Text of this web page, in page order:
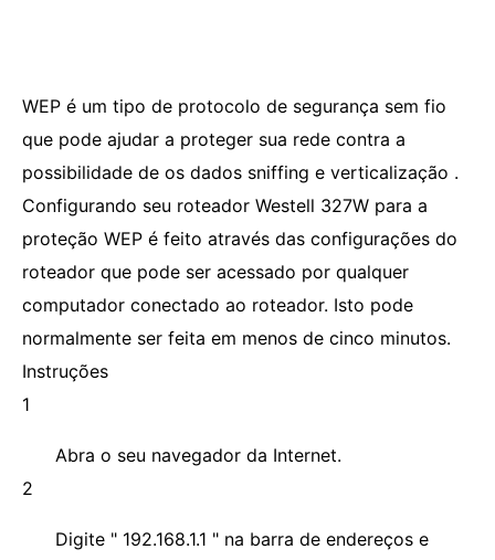
WEP é um tipo de protocolo de segurança sem fio
que pode ajudar a proteger sua rede contra a
possibilidade de os dados sniffing e verticalização .
Configurando seu roteador Westell 327W para a
proteção WEP é feito através das configurações do
roteador que pode ser acessado por qualquer
computador conectado ao roteador. Isto pode
normalmente ser feita em menos de cinco minutos.
Instruções
1
Abra o seu navegador da Internet.
2
Digite " 192.168.1.1 " na barra de endereços e